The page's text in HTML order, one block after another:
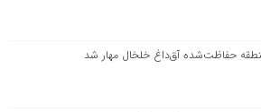
حفاظت‌شده آق‌داغ خلخال مهار شد